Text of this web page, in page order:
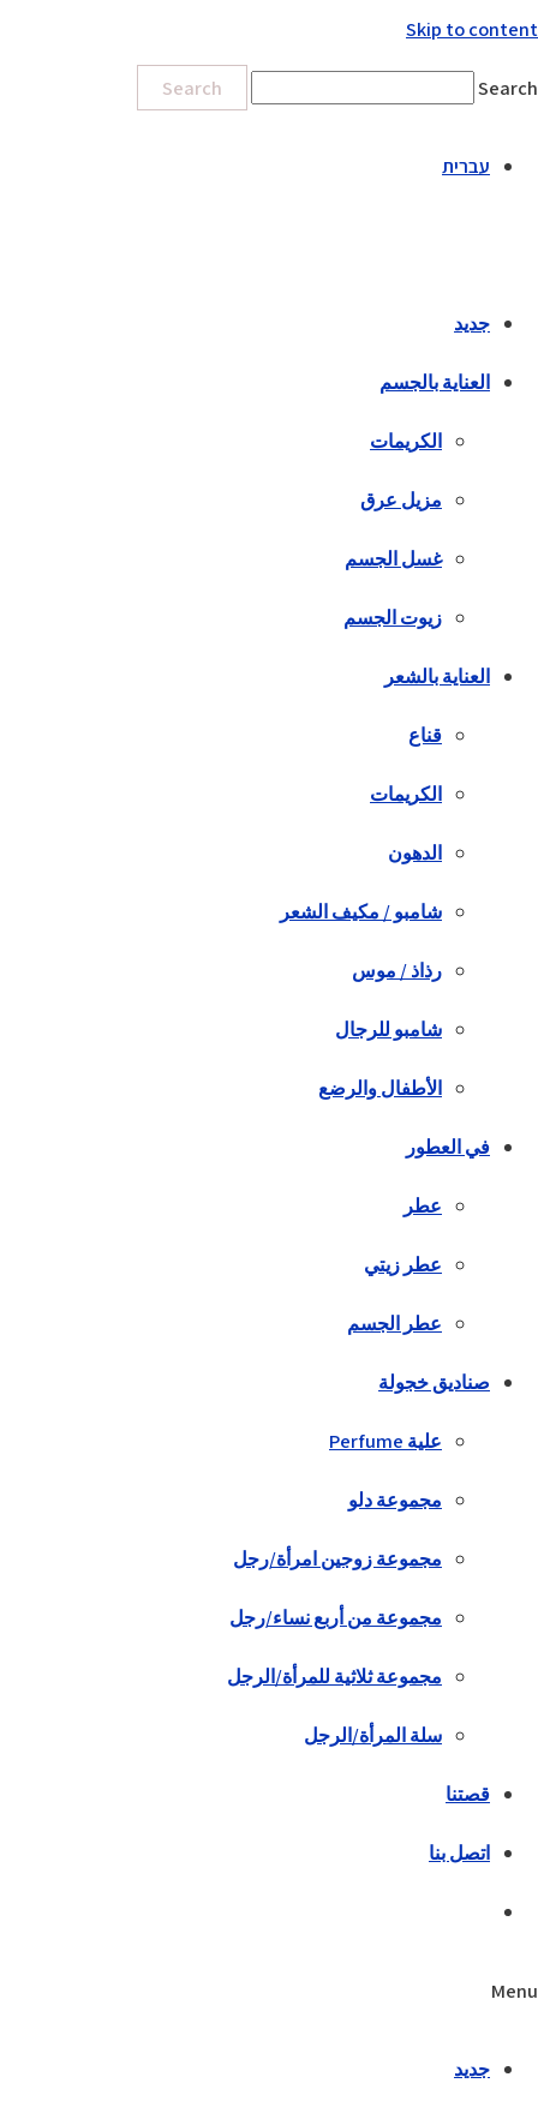
Skip to content
Search
Search
עברית
جديد
العناية بالجسم
الكريمات
مزيل عرق
غسل الجسم
زيوت الجسم
العناية بالشعر
قناع
الكريمات
الدهون
شامبو / مكيف الشعر
رذاذ / موس
شامبو للرجال
الأطفال والرضع
في العطور
عطر
عطر زيتي
عطر الجسم
صناديق خجولة
علية Perfume
مجموعة دلو
مجموعة زوجين امرأة/رجل
مجموعة من أربع نساء/رجل
مجموعة ثلاثية للمرأة/الرجل
سلة المرأة/الرجل
قصتنا
اتصل بنا
Menu
جديد